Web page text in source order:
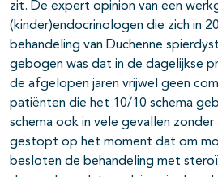
zit. De expert opinion van een
(kinder)endocrinologen die zich in
behandeling van Duchenne
gebogen was dat in de dagelijkse
de afgelopen jaren vrijwel geen
patiënten die het 10/10 schema
schema ook in vele gevallen
gestopt op het moment dat om
besloten de behandeling met